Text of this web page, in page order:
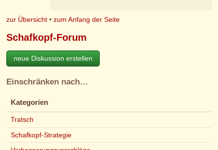
zur Übersicht •zum Anfang der Seite
Schafkopf-Forum
neue Diskussion erstellen
Einschränken nach…
Kategorien
Tratsch
Schafkopf-Strategie